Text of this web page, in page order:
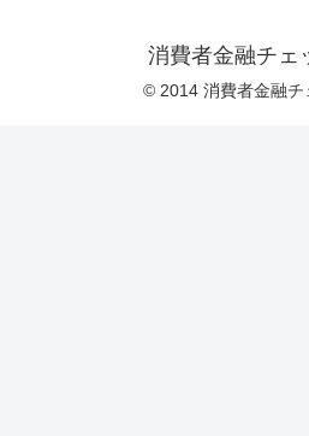
消費者金融チェ
© 2014 消費者金融チ